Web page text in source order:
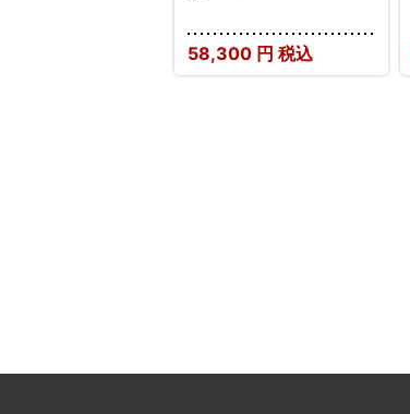
58,300 円 税込